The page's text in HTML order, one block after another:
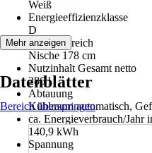
Weiß
Energieeffizienzklasse
D
Einsatzbereich
Nische 178 cm
Nutzinhalt Gesamt netto
286 l
Abtauung
Kühlraum automatisch,
ca. Energieverbrauch/Jahr
140,9 kWh
Spannung
Mehr anzeigen
Datenblätter
Bereich überspringen